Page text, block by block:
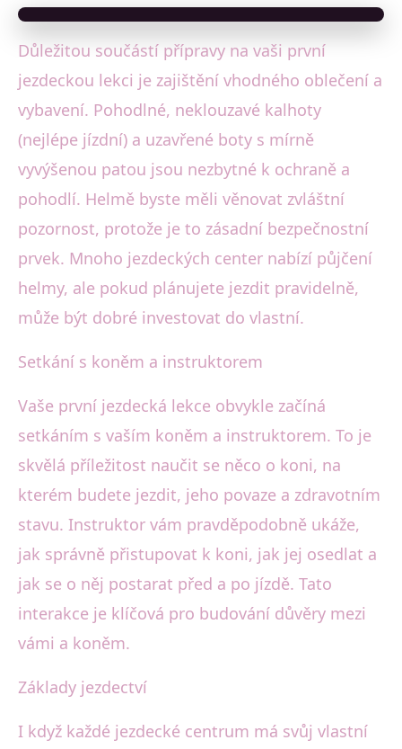
Důležitou součástí přípravy na vaši první
jezdeckou lekci je zajištění vhodného oblečení a
vybavení. Pohodlné, neklouzavé kalhoty
(nejlépe jízdní) a uzavřené boty s mírně
vyvýšenou patou jsou nezbytné k ochraně a
pohodlí. Helmě byste měli věnovat zvláštní
pozornost, protože je to zásadní bezpečnostní
prvek. Mnoho jezdeckých center nabízí půjčení
helmy, ale pokud plánujete jezdit pravidelně,
může být dobré investovat do vlastní.
Setkání s koněm a instruktorem
Vaše první jezdecká lekce obvykle začíná
setkáním s vaším koněm a instruktorem. To je
skvělá příležitost naučit se něco o koni, na
kterém budete jezdit, jeho povaze a zdravotním
stavu. Instruktor vám pravděpodobně ukáže,
jak správně přistupovat k koni, jak jej osedlat a
jak se o něj postarat před a po jízdě. Tato
interakce je klíčová pro budování důvěry mezi
vámi a koněm.
Základy jezdectví
I když každé jezdecké centrum má svůj vlastní